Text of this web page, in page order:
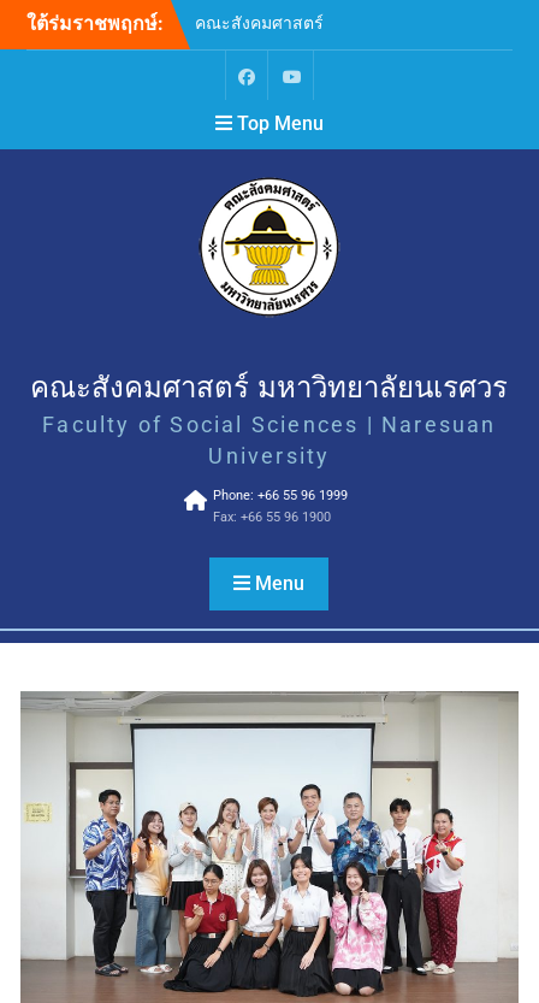
ใต้ร่มราชพฤกษ์:
คณะสังคมศาสตร์
มหาวิทยาลัยนเรศวร ขอ
แสดงความเสียใจอย่างสุดซึ้ง
ต่อเหตุการณ์ความรุนแรงที่
เกิดขึ้น ณ โรงเรียน
เทพศิรินทร์ นนทบุรี
ขยายระยะเวลาการรับสมัคร
บุคคลเพื่อสอบคัดเลือกบรรจุ
และแต่งตั้งเป็นพนักงาน
มหาวิทยาลัย ตำแหน่ง
อาจารย์ สังกัดภาควิชา
จิตวิทยา คณะสังคมศาสตร์
สดับชายขอบขับขาน Let the
Margins Sing: Unheard
Words and Voices”
SAFE • EQUAL • INCLUSIVE
มหาวิทยาลัยนเรศวร เคารพ
หลาย ไม่เลือกปฏิบัติ และไม่
ใช้ความรุนแรง
Top Menu
คณะสังคมศาสตร์ มหาวิทยาลัยนเรศวร
Faculty of Social Sciences | Naresuan
University
Phone: +66 55 96 1999
Fax: +66 55 96 1900
Menu